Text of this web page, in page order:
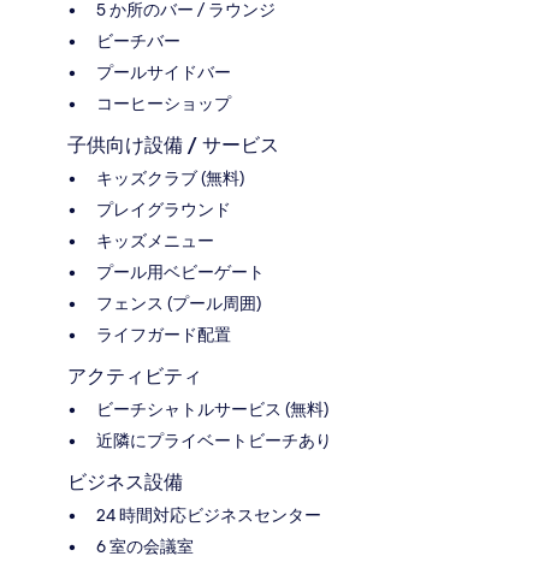
5 か所のバー / ラウンジ
ビーチバー
プールサイドバー
コーヒーショップ
子供向け設備 / サービス
キッズクラブ (無料)
プレイグラウンド
キッズメニュー
プール用ベビーゲート
フェンス (プール周囲)
ライフガード配置
アクティビティ
ビーチシャトルサービス (無料)
近隣にプライベートビーチあり
ビジネス設備
24 時間対応ビジネスセンター
6 室の会議室